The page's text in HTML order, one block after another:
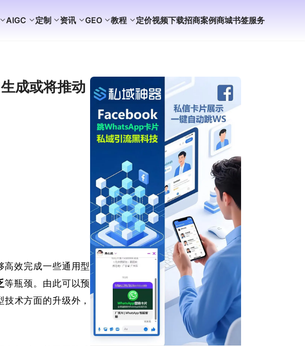
AIGC 定制 资讯 GEO 教程 定价视频下载招商案例商城书签服务
成或将推动
高效完成一些通用型
等瓶颈。由此可以预
术方面的升级外，